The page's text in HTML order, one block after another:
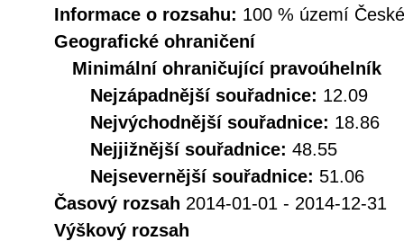
Informace o rozsahu: 100 % území
Geografické ohraničení
Minimální ohraničující pravoúhelník
Nejzápadnější souřadnice: 12.09
Nejvýchodnější souřadnice: 18.86
Nejjižnější souřadnice: 48.55
Nejsevernější souřadnice: 51.06
Časový rozsah 2014-01-01 - 2014-12-31
Výškový rozsah